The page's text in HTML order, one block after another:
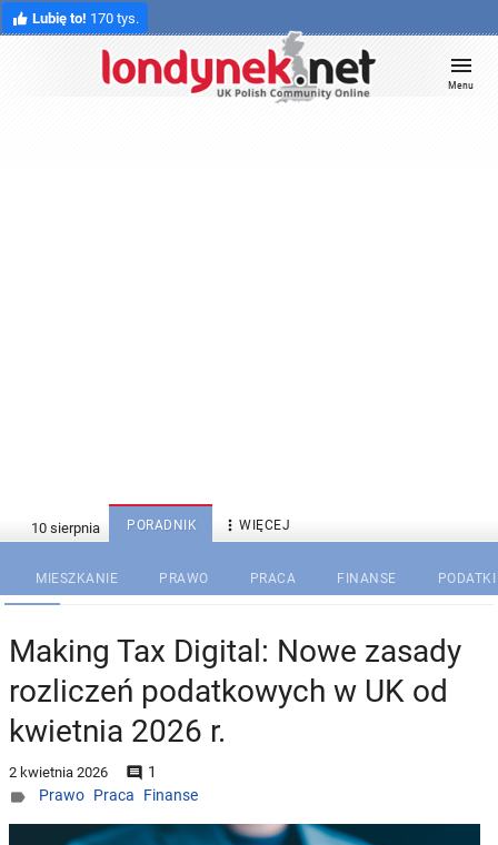
Lubię to! 170 tys.
Menu
PORADNIK  WIĘCEJ
MIESZKANIE PRAWO PRACA FINANSE PODATKI
Making Tax Digital: Nowe zasady
rozliczeń podatkowych w UK od
kwietnia 2026 r.
2 kwietnia 2026  1

Prawo Praca Finanse